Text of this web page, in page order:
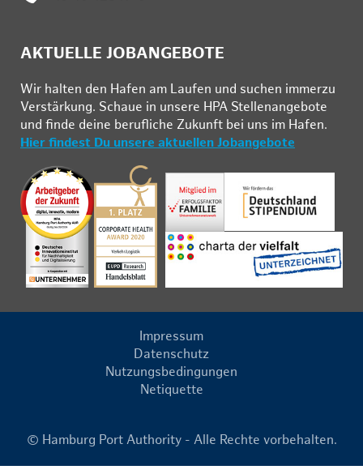
AKTUELLE JOBANGEBOTE
Wir hal­ten den Ha­fen am Lau­fen und su­chen im­mer­zu
Ver­stär­kung. Schau­e in un­se­re HPA Stel­len­an­ge­bo­te
und fin­de deine be­ruf­li­che Zu­kunft bei uns im Ha­fen.
Hier findest Du unsere aktuellen Jobangebote
Impressum
Datenschutz
Nutzungsbedingungen
Netiquette
© Hamburg Port Authority - Alle Rechte vorbehalten.